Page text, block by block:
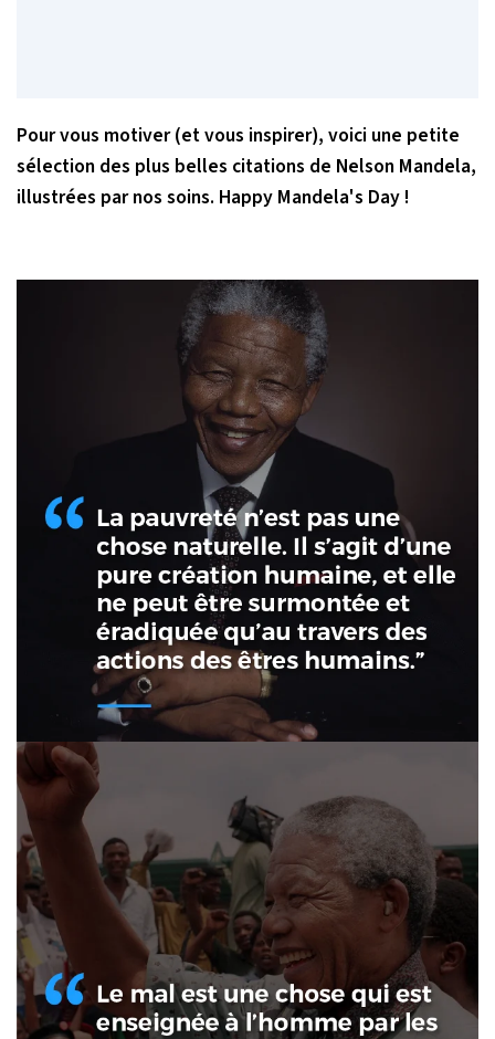
Pour vous motiver (et vous inspirer), voici une petite
sélection des plus belles citations de Nelson Mandela,
illustrées par nos soins. Happy Mandela's Day !